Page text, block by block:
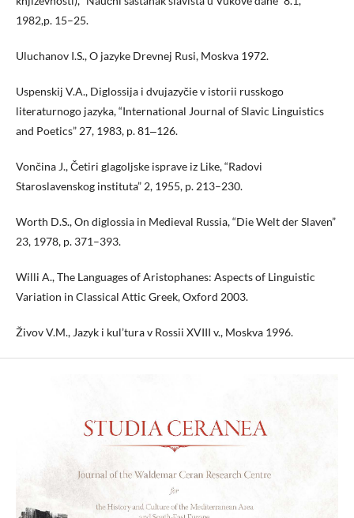
1982,p. 15–25.
Uluchanov I.S., O jazyke Drevnej Rusi, Moskva 1972.
Uspenskij V.A., Diglossija i dvujazyčie v istorii russkogo
literaturnogo jazyka, “International Journal of Slavic Linguistics
and Poetics” 27, 1983, p. 81‒126.
Vončina J., Četiri glagoljske isprave iz Like, “Radovi
Staroslavenskog instituta” 2, 1955, p. 213–230.
Worth D.S., On diglossia in Medieval Russia, “Die Welt der Slaven”
23, 1978, p. 371–393.
Willi A., The Languages of Aristophanes: Aspects of Linguistic
Variation in Classical Attic Greek, Oxford 2003.
Živov V.M., Jazyk i kul’tura v Rossii XVIII v., Moskva 1996.